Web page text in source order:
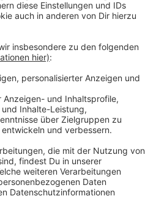
- mit unserem kostenlosen
Ob Nachrichten,
neuesten Aktionen - wir
dich.
anmelden
uns etwas sagen?